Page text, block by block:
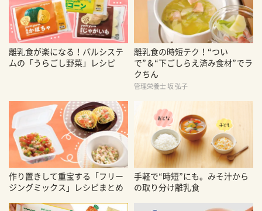
離乳食が楽になる！パルシステ
ムの「うらごし野菜」レシピ
離乳食の時短テク！“つい
で”＆“下ごしらえ済み食材”でラ
クちん
管理栄養士 坂 弘子
作り置きして重宝する「フリー
ジングミックス」レシピまとめ
手軽で“時短”にも。みそ汁から
の取り分け離乳食